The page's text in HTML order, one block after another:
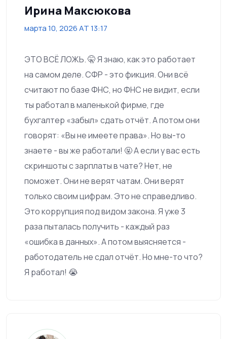
Ирина Максюкова
марта 10, 2026 AT 13:17
ЭТО ВСЁ ЛОЖЬ. 🤫 Я знаю, как это работает
на самом деле. СФР - это фикция. Они всё
считают по базе ФНС, но ФНС не видит, если
ты работал в маленькой фирме, где
бухгалтер «забыл» сдать отчёт. А потом они
говорят: «Вы не имеете права». Но вы-то
знаете - вы же работали! 🤬 А если у вас есть
скриншоты с зарплаты в чате? Нет, не
поможет. Они не верят чатам. Они верят
только своим цифрам. Это не справедливо.
Это коррупция под видом закона. Я уже 3
раза пыталась получить - каждый раз
«ошибка в данных». А потом выясняется -
работодатель не сдал отчёт. Но мне-то что?
Я работал! 😭